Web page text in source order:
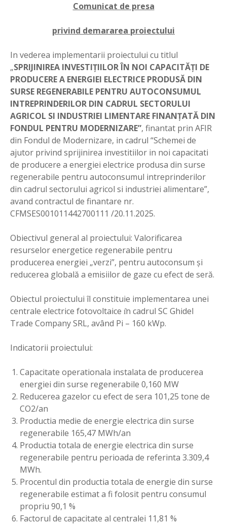
Comunicat de presa
privind demararea proiectului
In vederea implementarii proiectului cu titlul
„SPRIJINIREA INVESTIȚIILOR ÎN NOI CAPACITĂȚI DE
PRODUCERE A ENERGIEI ELECTRICE PRODUSĂ DIN
SURSE REGENERABILE PENTRU AUTOCONSUMUL
INTREPRINDERILOR DIN CADRUL SECTORULUI
AGRICOL SI INDUSTRIEI LIMENTARE FINANȚATĂ DIN
FONDUL PENTRU MODERNIZARE”, finantat prin AFIR
din Fondul de Modernizare, in cadrul “Schemei de
ajutor privind sprijinirea investitiilor in noi capacitati
de producere a energiei electrice produsa din surse
regenerabile pentru autoconsumul intreprinderilor
din cadrul sectorului agricol si industriei alimentare”,
avand contractul de finantare nr.
CFMSES001011442700111 /20.11.2025.
Obiectivul general al proiectului: Valorificarea
resurselor energetice regenerabile pentru
producerea energiei „verzi”, pentru autoconsum și
reducerea globală a emisiilor de gaze cu efect de seră.
Obiectul proiectului îl constituie implementarea unei
centrale electrice fotovoltaice ı̂n cadrul SC Ghidel
Trade Company SRL, având Pi – 160 kWp.
Indicatorii proiectului:
Capacitate operationala instalata de producerea
energiei din surse regenerabile 0,160 MW
Reducerea gazelor cu efect de sera 101,25 tone de
CO2/an
Productia medie de energie electrica din surse
regenerabile 165,47 MWh/an
Productia totala de energie electrica din surse
regenerabile pentru perioada de referinta 3.309,4
MWh.
Procentul din productia totala de energie din surse
regenerabile estimat a fi folosit pentru consumul
propriu 90,1 %
Factorul de capacitate al centralei 11,81 %